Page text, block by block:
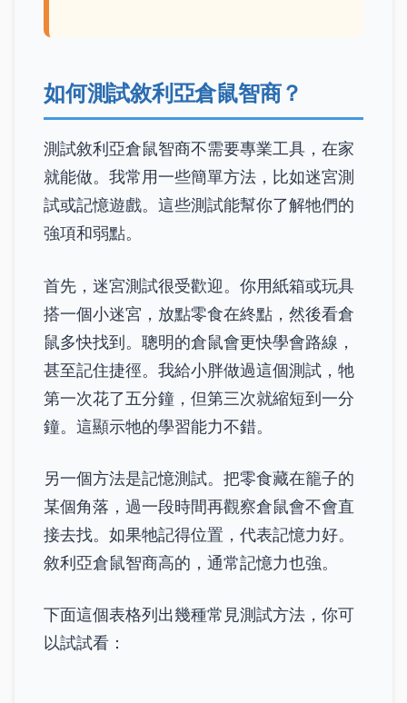
如何測試敘利亞倉鼠智商？
測試敘利亞倉鼠智商不需要專業工具，在家
就能做。我常用一些簡單方法，比如迷宮測
試或記憶遊戲。這些測試能幫你了解牠們的
強項和弱點。
首先，迷宮測試很受歡迎。你用紙箱或玩具
搭一個小迷宮，放點零食在終點，然後看倉
鼠多快找到。聰明的倉鼠會更快學會路線，
甚至記住捷徑。我給小胖做過這個測試，牠
第一次花了五分鐘，但第三次就縮短到一分
鐘。這顯示牠的學習能力不錯。
另一個方法是記憶測試。把零食藏在籠子的
某個角落，過一段時間再觀察倉鼠會不會直
接去找。如果牠記得位置，代表記憶力好。
敘利亞倉鼠智商高的，通常記憶力也強。
下面這個表格列出幾種常見測試方法，你可
以試試看：